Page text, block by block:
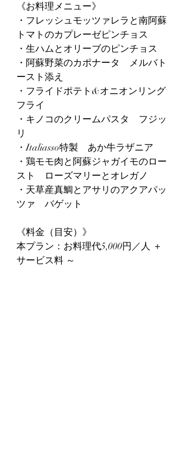
《お料理メニュー》
・フレッシュモッツァレラと南阿蘇
トマトのカプレーゼピンチョス
・生ハムとオリーブのピンチョス
・阿蘇野菜のカポナータ　メルバト
ースト添え
・フライドポテト&オニオンリング
フライ
・キノコのクリームパスタ　フジッ
リ
・Italiasso特製　あか牛ラザニア
・鶏モモ肉と阿蘇ジャガイモのロー
スト　ローズマリーとオレガノ
・天草産真鯛とアサリのアクアパッ
ツァ　バゲット
《料金（目安）》
本プラン：お料理代5,000円／人 ＋
サービス料 ～